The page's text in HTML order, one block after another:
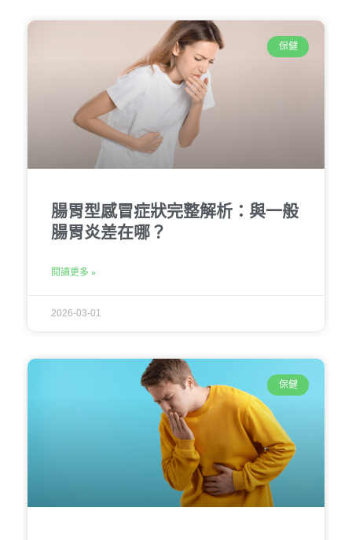
保健
腸胃型感冒症狀完整解析：與一般
腸胃炎差在哪？
閱讀更多 »
2026-03-01
保健